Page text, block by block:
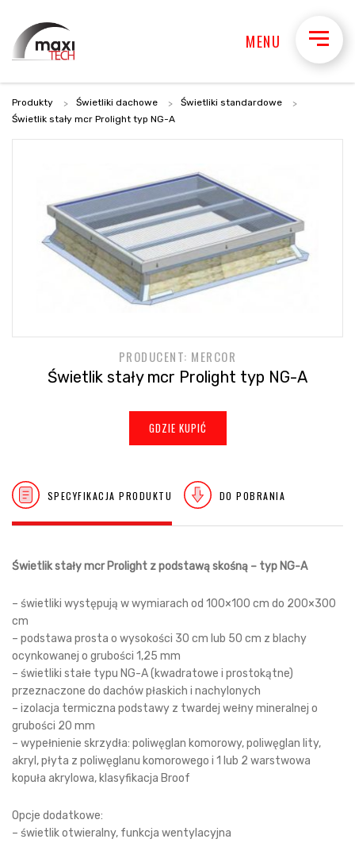
MENU
Produkty Świetliki dachowe
Świetliki standardowe
Świetlik stały mcr Prolight typ NG-A
PRODUCENT: MERCOR
Świetlik stały mcr Prolight typ NG-A
GDZIE KUPIĆ
SPECYFIKACJA PRODUKTU DO POBRANIA
Świetlik stały mcr Prolight z podstawą skośną – typ NG-A
– świetliki występują w wymiarach od 100×100 cm do 200×300
cm
– podstawa prosta o wysokości 30 cm lub 50 cm z blachy
ocynkowanej o grubości 1,25 mm
– świetliki stałe typu NG-A (kwadratowe i prostokątne)
przeznaczone do dachów płaskich i nachylonych
– izolacja termiczna podstawy z twardej wełny mineralnej o
grubości 20 mm
– wypełnienie skrzydła: poliwęglan komorowy, poliwęglan lity,
akryl, płyta z poliwęglanu komorowego i 1 lub 2 warstwowa
kopuła akrylowa, klasyfikacja Broof
Opcje dodatkowe:
– świetlik otwieralny, funkcja wentylacyjna